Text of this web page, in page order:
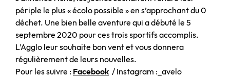
périple le plus « écolo possible » en s’approchant du 0
déchet. Une bien belle aventure qui a débuté le 5
septembre 2020 pour ces trois sportifs accomplis.
L’Agglo leur souhaite bon vent et vous donnera
régulièrement de leurs nouvelles.
Pour les suivre : Facebook/ Instagram :_avelo